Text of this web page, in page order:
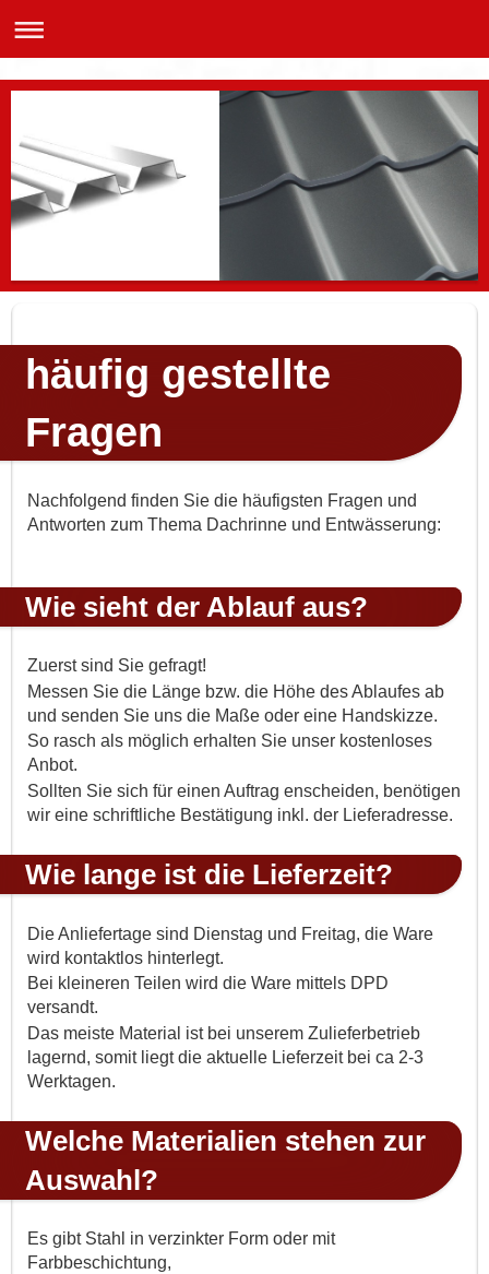
häufig gestellte
Fragen
Nachfolgend finden Sie die häufigsten Fragen und
Antworten zum Thema Dachrinne und Entwässerung:
Wie sieht der Ablauf aus?
Zuerst sind Sie gefragt!
Messen Sie die Länge bzw. die Höhe des Ablaufes ab
und senden Sie uns die Maße oder eine Handskizze.
So rasch als möglich erhalten Sie unser kostenloses
Anbot.
Sollten Sie sich für einen Auftrag enscheiden, benötigen
wir eine schriftliche Bestätigung inkl. der Lieferadresse.
Wie lange ist die Lieferzeit?
Die Anliefertage sind Dienstag und Freitag, die Ware
wird kontaktlos hinterlegt.
Bei kleineren Teilen wird die Ware mittels DPD
versandt.
Das meiste Material ist bei unserem Zulieferbetrieb
lagernd, somit liegt die aktuelle Lieferzeit bei ca 2-3
Werktagen.
Welche Materialien stehen zur
Auswahl?
Es gibt Stahl in verzinkter Form oder mit
Farbbeschichtung,